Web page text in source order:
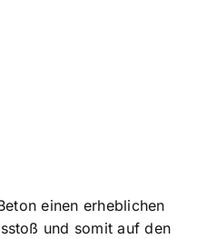
einen erheblichen
und somit auf den